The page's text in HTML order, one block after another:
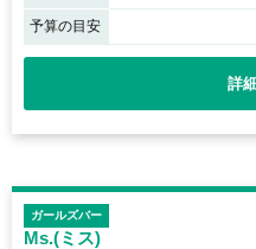
予算の目安
詳
ガールズバー
Ms.(ミス)